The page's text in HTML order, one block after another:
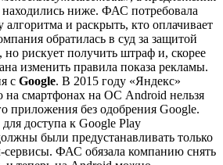
находились ниже. ФАС потребовала
алгоритма и раскрыть, кто оплачивает
обратилась в суд за защитой
но рискует получить штраф и, скорее
изменить правила показа рекламы.
с Google. В 2015 году «Яндекс»
на смартфонах на ОС Android нельзя
приложения без одобрения Google.
доступа к Google Play
были предустанавливать только
сервисы. ФАС обязала компанию снять